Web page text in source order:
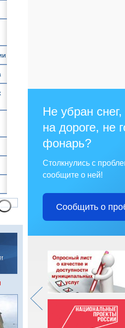
Не убран
на дороге, не
фонарь?
Столкнулись с
сообщите о ней!
Сообщить о